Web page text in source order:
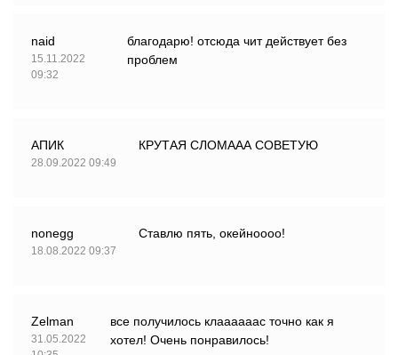
naid
15.11.2022
09:32
благодарю! отсюда чит действует без
проблем
АПИК
28.09.2022 09:49
КРУТАЯ СЛОМААА СОВЕТУЮ
nonеgg
18.08.2022 09:37
Ставлю пять, окейноооо!
Zelman
31.05.2022
все получилось клаааааас точно как я
хотел! Очень понравилось!